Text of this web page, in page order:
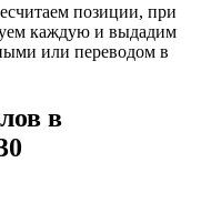
позиции, при
каждую и выдадим
или переводом в
в